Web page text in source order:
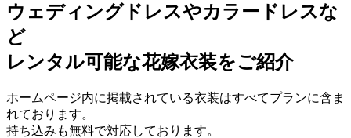
ウェディングドレスやカラードレスな
ど
レンタル可能な花嫁衣装をご紹介
ホームページ内に掲載されている衣装はすべてプランに含ま
れております。
持ち込みも無料で対応しております。